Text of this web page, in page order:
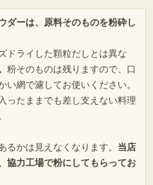
ダーは、原料そのものを粉砕し
ドライした顆粒だしとは異な
粉そのものは残りますので、口
網で濾してお使いください。
ったままでも差し支えない料理
るかは見えなくなります。 当店
協力工場で粉にしてもらってお